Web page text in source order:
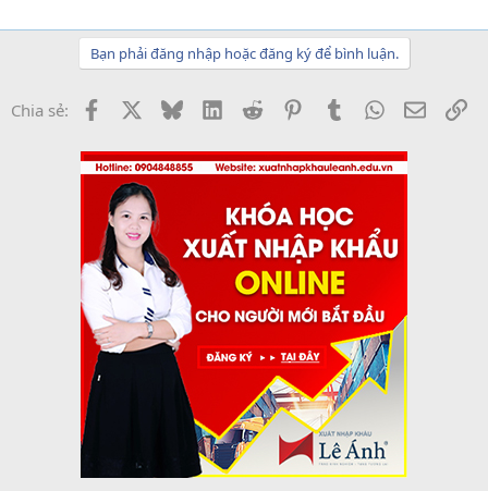
Bạn phải đăng nhập hoặc đăng ký để bình luận.
Chia sẻ: Facebook BlueskyLinkedInReddit PinterestTumblrWhatsApp
Email